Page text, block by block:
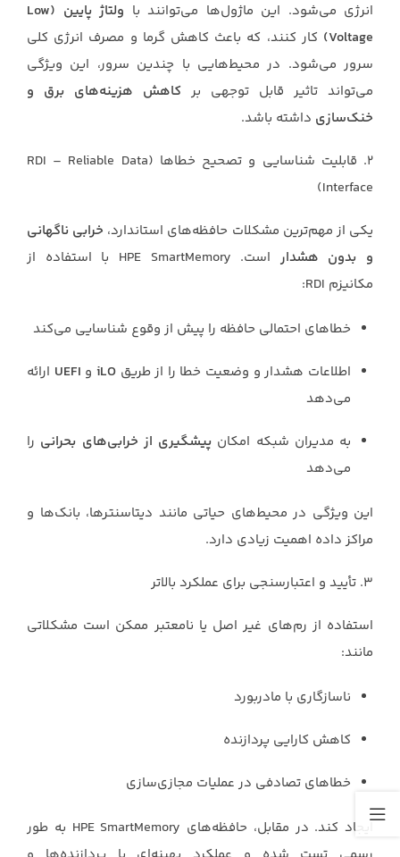
انرژی می‌شود. این ماژول‌ها می‌توانند با
ولتاژ پایین (Low
Voltage)
کار کنند، که باعث کاهش گرما و مصرف انرژی کلی
سرور می‌شود. در محیط‌هایی با چندین سرور، این ویژگی
می‌تواند تاثیر قابل توجهی بر کاهش هزینه‌های برق و
خنک‌سازی داشته باشد.
۲. قابلیت شناسایی و تصحیح خطاها (RDI – Reliable Data
Interface)
یکی از مهم‌ترین مشکلات حافظه‌های استاندارد، خرابی ناگهانی
و بدون هشدار
است. HPE SmartMemory با استفاده از
مکانیزم RDI:
خطاهای احتمالی حافظه را پیش از وقوع شناسایی می‌کند
اطلاعات هشدار و وضعیت خطا را از طریقiLO و UEFI ارائه
می‌دهد
به مدیران شبکه امکان پیشگیری از خرابی‌های بحرانی را
می‌دهد
این ویژگی در محیط‌های حیاتی مانند دیتاسنترها، بانک‌ها و
مراکز داده اهمیت زیادی دارد.
۳. تأیید و اعتبارسنجی برای عملکرد بالاتر
استفاده از رم‌های غیر اصل یا نامعتبر ممکن است مشکلاتی
مانند:
ناسازگاری با مادربورد
کاهش کارایی پردازنده
خطاهای تصادفی در عملیات مجازی‌سازی
ایجاد کند. در مقابل، حافظه‌های HPE SmartMemory به طور